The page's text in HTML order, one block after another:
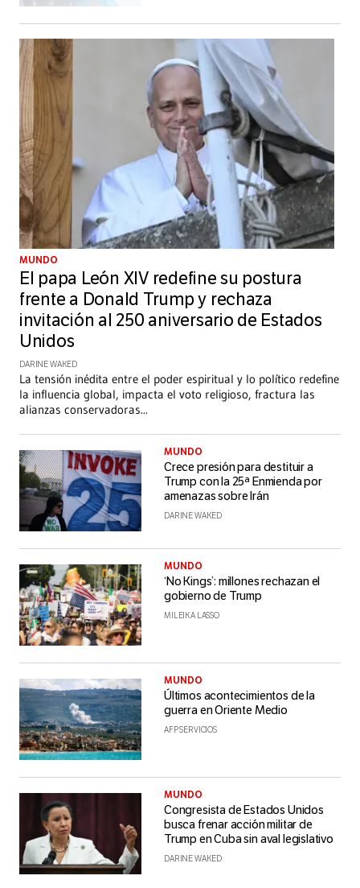
MUNDO
El papa León XIV redefine su postura
frente a Donald Trump y rechaza
invitación al 250 aniversario de Estados
Unidos
DARINE WAKED
La tensión inédita entre el poder espiritual y lo político redefine
la influencia global, impacta el voto religioso, fractura las
alianzas conservadoras...
MUNDO
Crece presión para destituir a
Trump con la 25ª Enmienda por
amenazas sobre Irán
DARINE WAKED
MUNDO
‘No Kings’: millones rechazan el
gobierno de Trump
MILEIKA LASSO
MUNDO
Últimos acontecimientos de la
guerra en Oriente Medio
AFP SERVICIOS
MUNDO
Congresista de Estados Unidos
busca frenar acción militar de
Trump en Cuba sin aval legislativo
DARINE WAKED